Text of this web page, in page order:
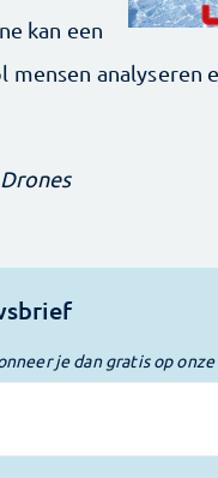
kan een
analyseren
je dan gratis op